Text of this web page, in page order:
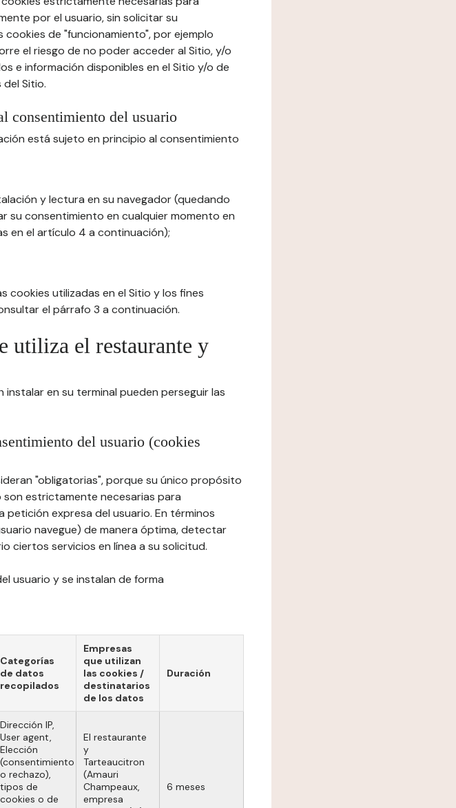
por el usuario, sin solicitar su
de "funcionamiento", por ejemplo
el riesgo de no poder acceder al Sitio, y/o
e información disponibles en el Sitio y/o de
Sitio.
consentimiento del usuario
está sujeto en principio al consentimiento
y lectura en su navegador (quedando
su consentimiento en cualquier momento en
en el artículo 4 a continuación);
cookies utilizadas en el Sitio y los fines
el párrafo 3 a continuación.
utiliza el restaurante y
en su terminal pueden perseguir las
del usuario (cookies
"obligatorias", porque su único propósito
estrictamente necesarias para
expresa del usuario. En términos
navegue) de manera óptima, detectar
ciertos servicios en línea a su solicitud.
usuario y se instalan de forma
Categorías
de datos
recopilados
Empresas
que utilizan
las cookies /
destinatarios
de los datos
Duración
Dirección IP,
User agent,
Elección
(consentimiento
o rechazo),
tipos de
cookies o de
El restaurante
y
Tarteaucitron
(Amauri
Champeaux,
empresa
6 meses